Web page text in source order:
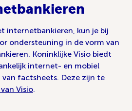
internetbankieren, kun je bij
ondersteuning in de vorm van
Koninklijke Visio biedt
internet- en mobiel
van factsheets. Deze zijn te
Visio.